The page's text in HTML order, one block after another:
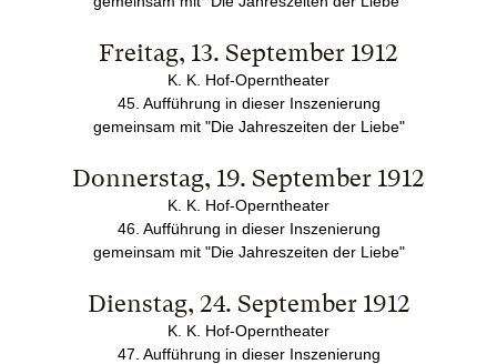
Freitag, 13. September 1912
K. K. Hof-Operntheater
45. Aufführung in dieser Inszenierung
gemeinsam mit "Die Jahreszeiten der Liebe"
Donnerstag, 19. September 1912
K. K. Hof-Operntheater
46. Aufführung in dieser Inszenierung
gemeinsam mit "Die Jahreszeiten der Liebe"
Dienstag, 24. September 1912
K. K. Hof-Operntheater
47. Aufführung in dieser Inszenierung